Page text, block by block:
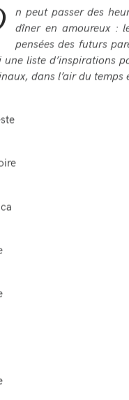
n peut passer des
dîner en amoureux :
pensées des futurs
une liste d’inspirations
dans l’air du temps